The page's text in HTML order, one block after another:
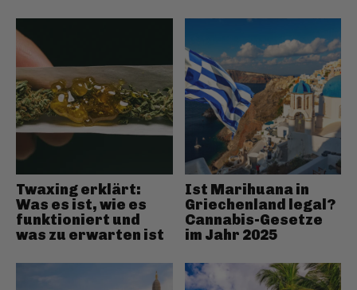
Twaxing erklärt:
Was es ist, wie es
funktioniert und
was zu erwarten ist
Ist Marihuana in
Griechenland legal?
Cannabis-Gesetze
im Jahr 2025